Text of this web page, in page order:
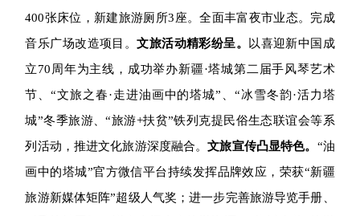
400张床位，新建旅游厕所3座。全面丰富夜市业态。完成
音乐广场改造项目。文旅活动精彩纷呈。 以喜迎新中国成
立70周年为主线，成功举办新疆·塔城第二届手风琴艺术
节、“文旅之春·走进油画中的塔城”、“冰雪冬韵·活力塔
城”冬季旅游、“旅游+扶贫”铁列克提民俗生态联谊会等系
列活动，推进文化旅游深度融合。文旅宣传凸显特色。 “油
画中的塔城”官方微信平台持续发挥品牌效应，荣获“新疆
旅游新媒体矩阵”超级人气奖；进一步完善旅游导览手册、